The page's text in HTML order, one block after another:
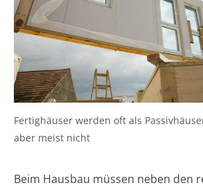
Fertighäuser werden oft als
aber meist nicht
Beim Hausbau müssen neben den